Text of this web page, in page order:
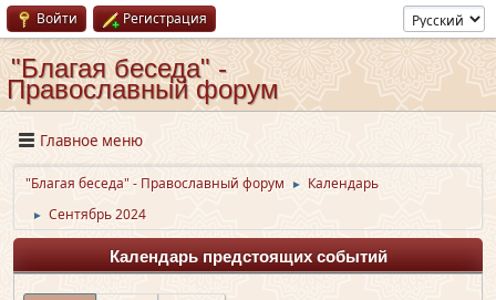
Войти Регистрация
"Благая беседа" -
Православный форум
Главное меню
"Благая беседа" - Православный форум ► Календарь
► Сентябрь 2024
Календарь предстоящих событий